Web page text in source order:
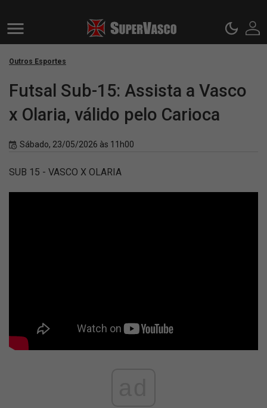
Outros Esportes
Futsal Sub-15: Assista a Vasco
x Olaria, válido pelo Carioca
Sábado, 23/05/2026 às 11h00
SUB 15 - VASCO X OLARIA